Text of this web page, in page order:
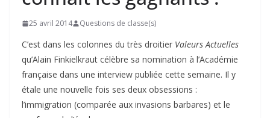
25 avril 2014 Questions de classe(s)
C’est dans les colonnes du très droitier Valeurs Actuelles
qu’Alain Finkielkraut célèbre sa nomination à l’Académie
française dans une interview publiée cette semaine. Il y
étale une nouvelle fois ses deux obsessions :
l’immigration (comparée aux invasions barbares) et le